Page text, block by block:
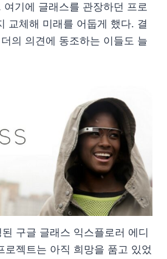
기에 글래스를 관장하던 프로
교체해 미래를 어둡게 했다. 결
의 의견에 동조하는 이들도 늘
구글 글래스 익스플로러 에디
로젝트는 아직 희망을 품고 있었